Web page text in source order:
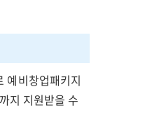
예비창업패키지
지 지원받을 수